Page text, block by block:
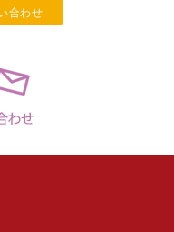
合わせ
ント お問い合わせ